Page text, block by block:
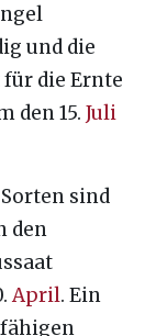
und die
für die Ernte
den 15.Juli
sind
den
April. Ein